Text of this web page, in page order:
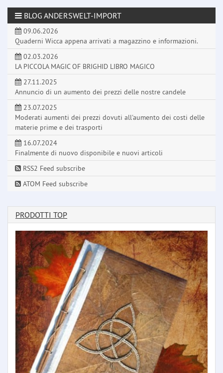
BLOG ANDERSWELT-IMPORT
09.06.2026
Quaderni Wicca appena arrivati a magazzino e informazioni.
02.03.2026
LA PICCOLA MAGIC OF BRIGHID LIBRO MAGICO
27.11.2025
Annuncio di un aumento dei prezzi delle nostre candele
23.07.2025
Moderati aumenti dei prezzi dovuti all'aumento dei costi delle
materie prime e dei trasporti
16.07.2024
Finalmente di nuovo disponibile e nuovi articoli
RSS2 Feed subscribe
ATOM Feed subscribe
PRODOTTI TOP